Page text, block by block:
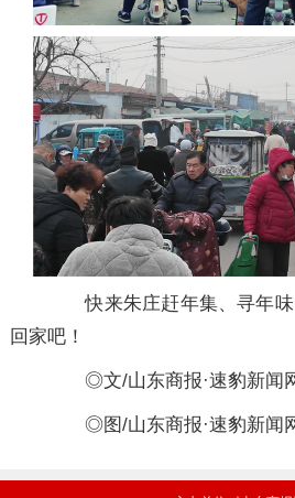
快来朱庄赶年集、寻年味
回家吧！
◎文/山东商报·速豹新闻
◎图/山东商报·速豹新闻